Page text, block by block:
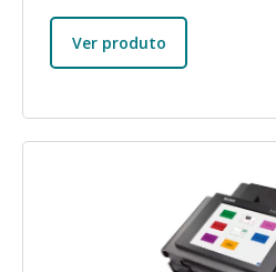
Ver produto